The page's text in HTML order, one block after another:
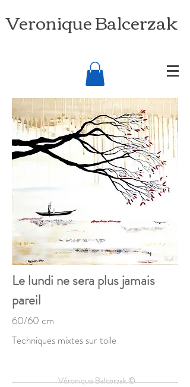
Veronique Balcerzak
Le lundi ne sera plus jamais
pareil
60/60 cm
Techniques mixtes sur toile
Véronique Balcerzak ©